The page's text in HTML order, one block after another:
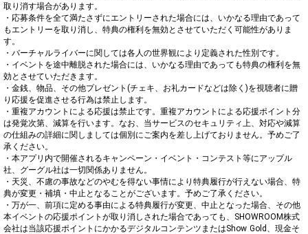
取り消す場合があります。
・応募条件を全て満たさずにエントリーされた場合には、いかなる理由であって
もエントリーを取り消し、特典の権利を無効とさせていただく可能性がありま
す。
・バーチャルライバーに関しては各人の世界観により定義された性別です。
・イベントを途中離脱された場合には、いかなる理由であっても特典の権利を無
効とさせていただきます。
・金銭、物品、その他プレゼント(チェキ、お礼カードなどは除く)を視聴者に贈
り応援を促進させる行為は禁止します。
・重複アカウントによる応援は禁止です。重複アカウントによる応援ポイント分
は発覚次第、減算を行います。なお、当サービスのセキュリティ上、対応や減算
の仕組みの詳細に関しましては個別にご案内を差し上げておりません。予めご了
承ください。
・本アプリ内で開催されるキャンペーン・イベント・コンテスト等にアップル
社、グーグル社は一切関係ありません。
・天災、不慮の事故などのやむを得ない事情により特典履行が行えない場合、特
典が変更・補填・中止となることがございます。予めご了承ください。
・万が一、前項に定める事由による特典履行が変更、中止となった場合、その他
本イベントの応援ポイントが取り消しされた場合であっても、SHOWROOM株式
会社は当該応援ポイントにかかるデジタルコンテンツまたはShow Gold、現金そ